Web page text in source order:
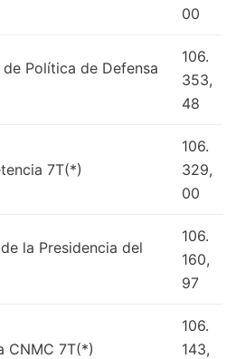
00
Política de Defensa
106.
353,
48
7T(*)
106.
329,
00
la Presidencia del
106.
160,
97
CNMC 7T(*)
106.
143,